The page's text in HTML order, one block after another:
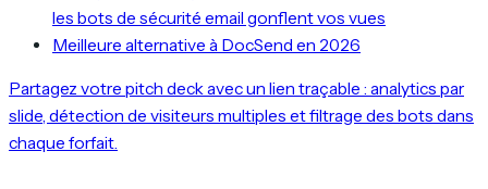
les bots de sécurité email gonflent vos vues
Meilleure alternative à DocSend en 2026
Partagez votre pitch deck avec un lien traçable : analytics par
slide, détection de visiteurs multiples et filtrage des bots dans
chaque forfait.